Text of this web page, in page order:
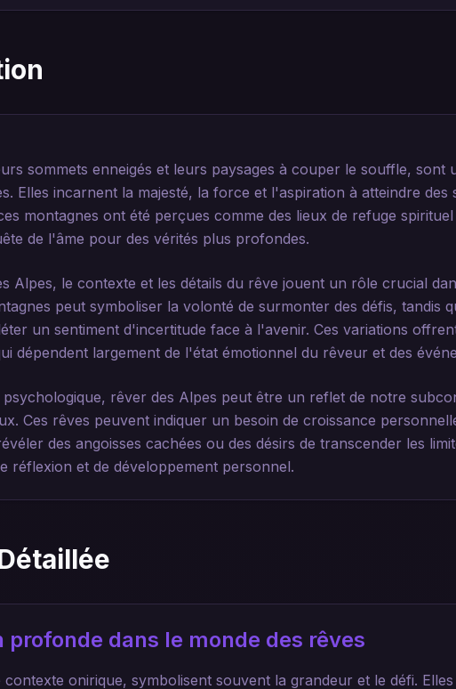
sommets enneigés et leurs paysages à couper le souffle, sont
Elles incarnent la majesté, la force et l'aspiration à atteindre des
montagnes ont été perçues comme des lieux de refuge
de l'âme pour des vérités plus profondes.
Alpes, le contexte et les détails du rêve jouent un rôle crucial
peut symboliser la volonté de surmonter des défis, tandis
un sentiment d'incertitude face à l'avenir. Ces variations
dépendent largement de l'état émotionnel du rêveur et des
rêver des Alpes peut être un reflet de notre
Ces rêves peuvent indiquer un besoin de croissance
des angoisses cachées ou des désirs de transcender les
réflexion et de développement personnel.
profonde dans le monde des rêves
contexte onirique, symbolisent souvent la grandeur et le défi.